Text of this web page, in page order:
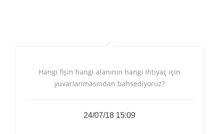
Hangi fişin hangi alanının hangi ihtiyaç için
yuvarlanmasından bahsediyoruz?
24/07/18 15:09